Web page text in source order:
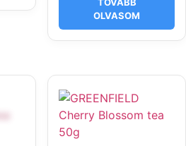
TOVÁBB
OLVASOM